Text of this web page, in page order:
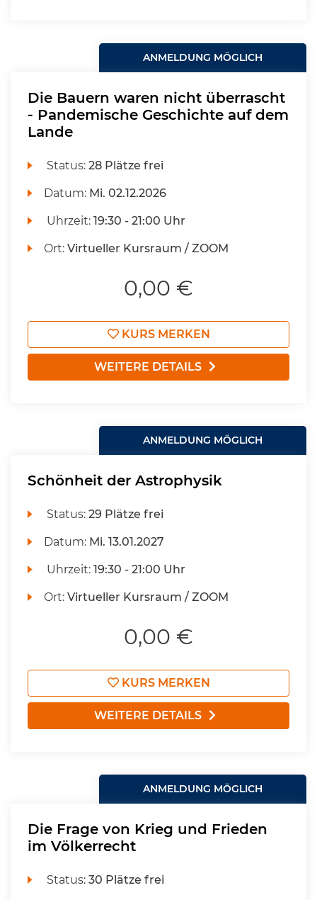
ANMELDUNG MÖGLICH
Die Bauern waren nicht überrascht
- Pandemische Geschichte auf dem
Lande
Status:28 Plätze frei
Datum: Mi. 02.12.2026
Uhrzeit:19:30 - 21:00 Uhr
Ort:Virtueller Kursraum / ZOOM
0,00 €
KURS MERKEN
WEITERE DETAILS
ANMELDUNG MÖGLICH
Schönheit der Astrophysik
Status:29 Plätze frei
Datum: Mi. 13.01.2027
Uhrzeit:19:30 - 21:00 Uhr
Ort:Virtueller Kursraum / ZOOM
0,00 €
KURS MERKEN
WEITERE DETAILS
ANMELDUNG MÖGLICH
Die Frage von Krieg und Frieden
im Völkerrecht
Status:30 Plätze frei